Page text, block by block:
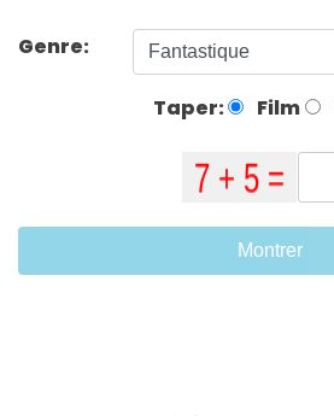
Genre:
Taper: Film
Montrer